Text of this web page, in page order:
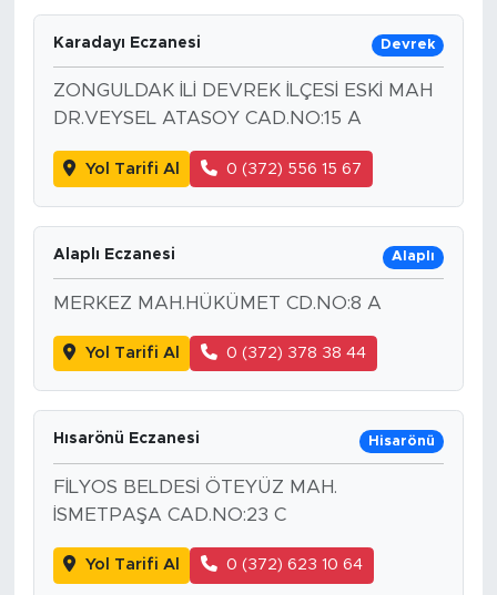
Karadayı Eczanesi Devrek
ZONGULDAK İLİ DEVREK İLÇESİ ESKİ MAH
DR.VEYSEL ATASOY CAD.NO:15 A
Yol Tarifi Al 0 (372) 556 15 67
Alaplı Eczanesi Alaplı
MERKEZ MAH.HÜKÜMET CD.NO:8 A
Yol Tarifi Al 0 (372) 378 38 44
Hısarönü Eczanesi Hisarönü
FİLYOS BELDESİ ÖTEYÜZ MAH.
İSMETPAŞA CAD.NO:23 C
Yol Tarifi Al 0 (372) 623 10 64